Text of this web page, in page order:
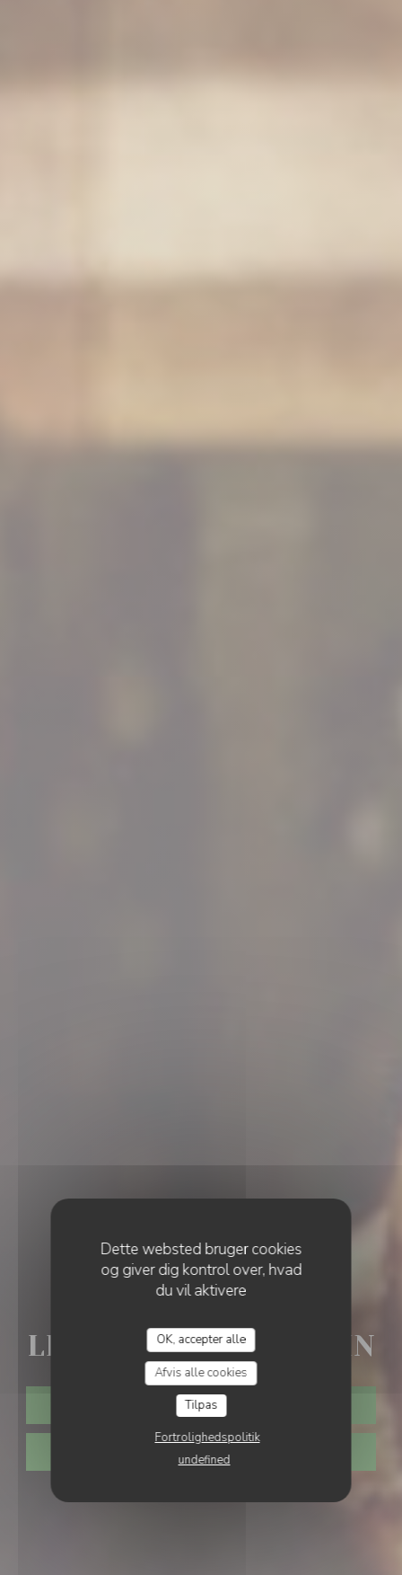
Dette websted bruger cookies
og giver dig kontrol over, hvad
du vil aktivere
OK, accepter alle
Afvis alle cookies
Tilpas
Fortrolighedspolitik
undefined
LES BROCHES DU VEXIN
BOOK ET BORD
KLIK & HENT